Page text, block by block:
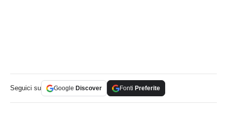
Seguici su Google Discover Fonti Preferite